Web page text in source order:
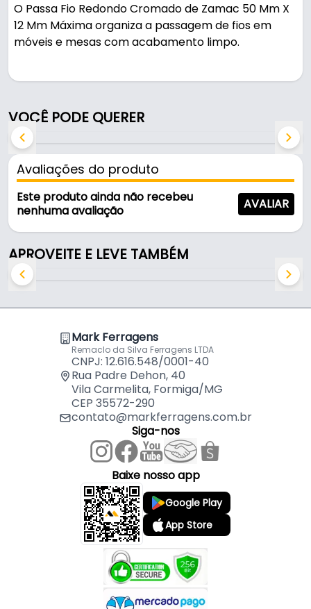
O Passa Fio Redondo Cromado de Zamac 50 Mm X
12 Mm Máxima organiza a passagem de fios em
móveis e mesas com acabamento limpo.
Fabricado em Zamac com acabamento cromado,
é resistente e durável no uso diário.
Características:
- Marca: Máxima
- Modelo: Redondo
- Material: Zamac
- Dimensão da furação no móvel: Ø 50 Mm - (5,0
Cm)
Cm)
Conteúdo da Embalagem:
- 01 Passa Fio, 50 X 12 Mm - Màxima.
VOCÊ PODE QUERER
Avaliações do produto
Este produto ainda não recebeu
nenhuma avaliação
AVALIAR
APROVEITE E LEVE TAMBÉM
Mark Ferragens
Remaclo da Silva Ferragens LTDA
CNPJ: 12.616.548/0001-40
Rua Padre Dehon, 40
Vila Carmelita, Formiga/MG
CEP 35572-290
contato@markferragens.com.br
Siga-nos
Baixe nosso app
Google Play
App Store